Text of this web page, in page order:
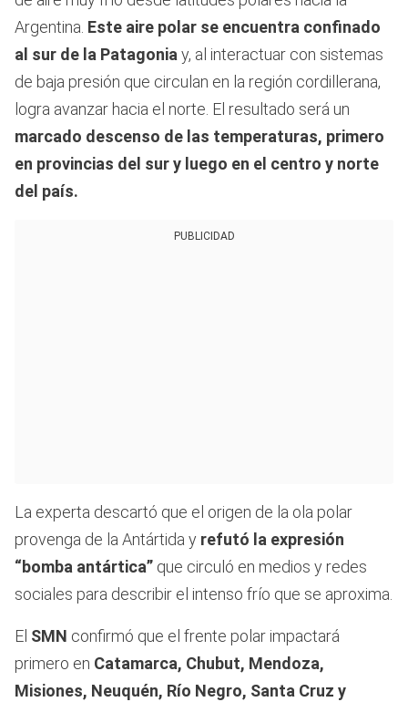
Argentina. Este aire polar se encuentra confinado
al sur de la Patagoniay, al interactuar con sistemas
de baja presión que circulan en la región cordillerana,
logra avanzar hacia el norte. El resultado será un
marcado descenso de las temperaturas, primero
en provincias del sur y luego en el centro y norte
del país.
PUBLICIDAD
La experta descartó que el origen de la ola polar
provenga de la Antártida y refutó la expresión
“bomba antártica” que circuló en medios y redes
sociales para describir el intenso frío que se aproxima.
El SMN confirmó que el frente polar impactará
primero en Catamarca, Chubut, Mendoza,
Misiones, Neuquén, Río Negro, Santa Cruz y